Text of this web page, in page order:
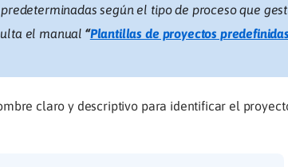
según el tipo de proceso que
el manual “Plantillas de proyectos
claro y descriptivo para identificar el